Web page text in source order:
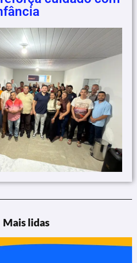
Mais lidas